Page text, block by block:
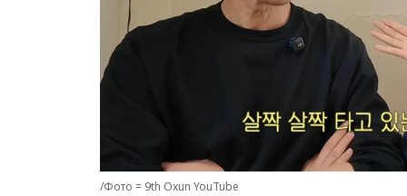
/Фото = 9th Oxun YouTube